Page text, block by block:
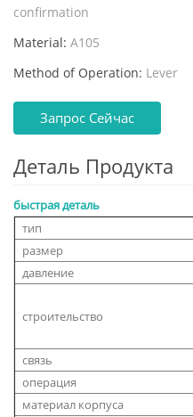
confirmation
Material: A105
Method of Operation: Lever
Запрос Сейчас
Деталь Продукта
быстрая деталь
тип
размер
давление
строительство
связь
операция
материал корпуса